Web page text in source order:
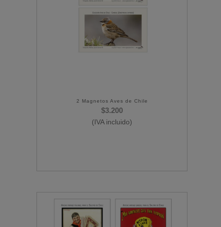
2 Magnetos Aves de Chile
$3.200
(IVA incluido)